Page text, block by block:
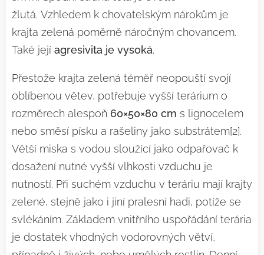
žlutá. Vzhledem k chovatelským nárokům je
krajta zelená poměrně náročným chovancem.
Také její agresivita je vysoká.
Přestože krajta zelená téměř neopouští svojí
oblíbenou větev, potřebuje vyšší terárium o
rozměrech alespoň 60×50×80 cm s lignocelem
nebo směsí písku a rašeliny jako substrátem[2].
Větší miska s vodou sloužící jako odpařovač k
dosažení nutné vyšší vlhkosti vzduchu je
nutností. Při suchém vzduchu v teráriu mají krajty
zelené, stejně jako i jiní pralesní hadi, potíže se
svlékáním. Základem vnitřního uspořádání terária
je dostatek vhodných vodorovných větví,